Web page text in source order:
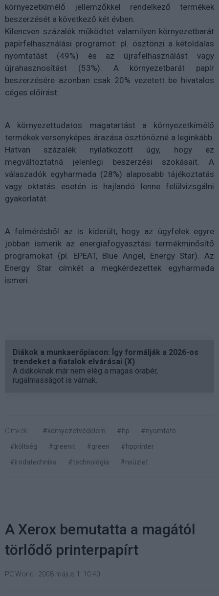
környezetkímélő jellemzőkkel rendelkező termékek
beszerzését a következő két évben.
Kilencven százalék működtet valamilyen környezetbarát
papírfelhasználási programot: pl. ösztönzi a kétoldalas
nyomtatást (49%) és az újrafelhasználást vagy
újrahasznosítást (53%). A környezetbarát papír
beszerzésére azonban csak 20% vezetett be hivatalos
céges előírást.
A környezettudatos magatartást a környezetkímélő
termékek versenyképes árazása ösztönözné a leginkább.
Hatvan százalék nyilatkozott úgy, hogy ez
megváltoztatná jelenlegi beszerzési szokásait. A
válaszadók egyharmada (28%) alaposabb tájékoztatás
vagy oktatás esetén is hajlandó lenne felülvizsgálni
gyakorlatát.
A felmérésből az is kiderült, hogy az ügyfelek egyre
jobban ismerik az energiafogyasztási termékminősítő
programokat (pl. EPEAT, Blue Angel, Energy Star). Az
Energy Star címkét a megkérdezettek egyharmada
ismeri.
Diákok a munkaerőpiacon: Így formálják a 2026-os
trendeket a fiatalok elvárásai (X)
A diákoknak már nem elég a magas órabér,
rugalmasságot is várnak.
Címkék: #környezetvédelem #hp
#nyomtató
#költség
#greenit #green
#hpprinter
#irodatechnika
#technológia #nsüzlet
A Xerox bemutatta a magától
törlődő printerpapírt
PC World 2008 május 1. 10:40